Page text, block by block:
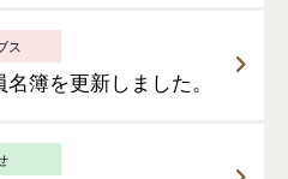
ス
簿を更新しました。